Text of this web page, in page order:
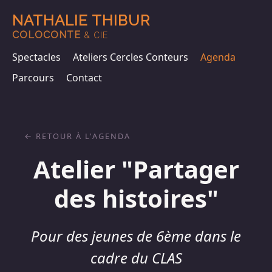
NATHALIE THIBUR
COLOCONTE & CIE
Spectacles Ateliers Cercles Conteurs
Agenda
Parcours
Contact
Atelier "Partager
des histoires"
Pour des jeunes de 6ème dans le
cadre du CLAS
RETOUR À L'AGENDA